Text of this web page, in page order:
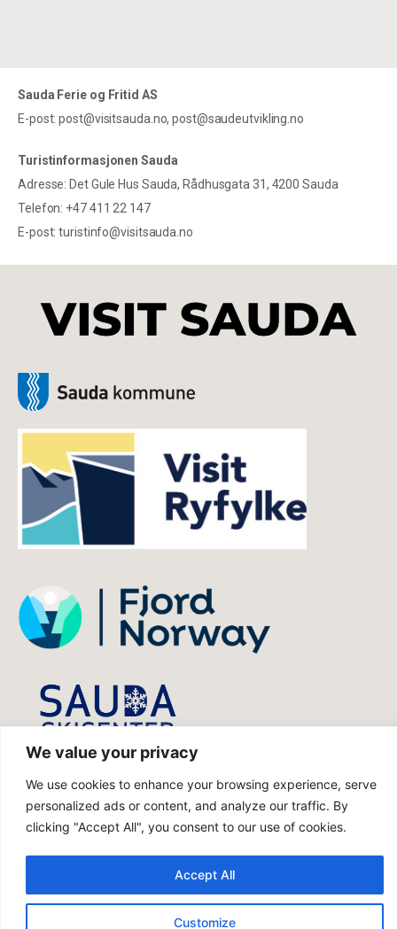
We value your privacy
We use cookies to enhance your browsing experience, serve
personalized ads or content, and analyze our traffic. By
clicking "Accept All", you consent to our use of cookies.
Customize
Accept All
Sauda Ferie og Fritid AS
E-post: post@visitsauda.no, post@saudeutvikling.no
Turistinformasjonen Sauda
Adresse: Det Gule Hus Sauda, Rådhusgata 31, 4200 Sauda
Telefon: +47 411 22 147
E-post: turistinfo@visitsauda.no
visitsauda.no utvikles av Portal Norge